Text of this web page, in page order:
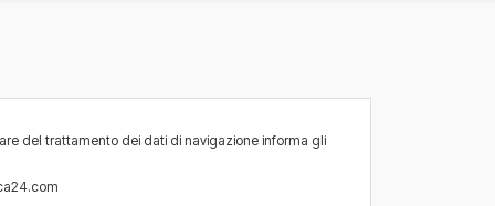
del trattamento dei dati di navigazione informa gli